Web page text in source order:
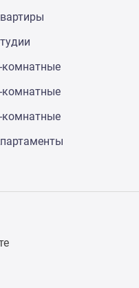
комнатные
комнатные
комнатные